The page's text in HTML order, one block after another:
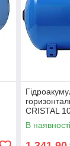
CRISTAL
В наявності